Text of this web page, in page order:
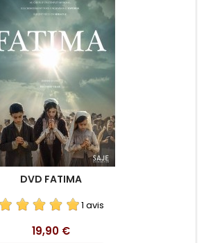
DVD FATIMA
1 avis
Prix
19,90 €